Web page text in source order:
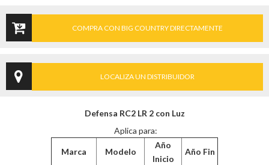
COMPRA CON BIG COUNTRY DIRECTAMENTE
LOCALIZA UN DISTRIBUIDOR
Defensa RC2 LR 2 con Luz
Aplica para:
Marca Modelo
Año
Inicio
Año Fin